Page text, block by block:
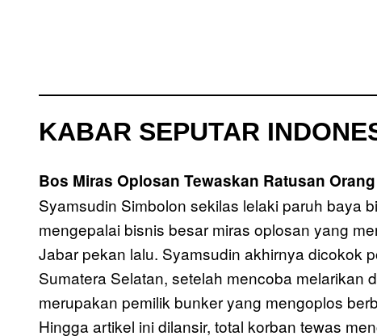
KABAR SEPUTAR
Bos Miras Oplosan Tewaskan Ratusan
Syamsudin Simbolon sekilas lelaki paruh baya
mengepalai bisnis besar miras oplosan yang
Jabar pekan lalu. Syamsudin akhirnya dicokok
Sumatera Selatan, setelah mencoba melarikan
merupakan pemilik bunker yang mengoplos
Hingga artikel ini dilansir, total korban tewas